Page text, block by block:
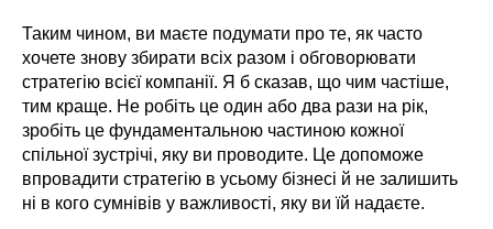
Таким чином, ви маєте подумати про те, як часто
хочете знову збирати всіх разом і обговорювати
стратегію всієї компанії. Я б сказав, що чим частіше,
тим краще. Не робіть це один або два рази на рік,
зробіть це фундаментальною частиною кожної
спільної зустрічі, яку ви проводите. Це допоможе
впровадити стратегію в усьому бізнесі й не залишить
ні в кого сумнівів у важливості, яку ви їй надаєте.